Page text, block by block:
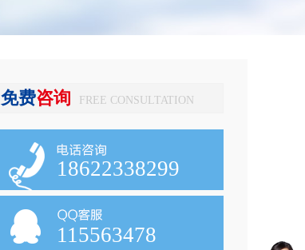
免费咨询 FREE CONSULTATION
18622338299
115563478